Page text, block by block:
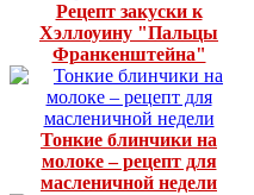
Рецепт закуски к
Хэллоуину "Пальцы
Франкенштейна"
Тонкие блинчики на
молоке – рецепт для
масленичной недели